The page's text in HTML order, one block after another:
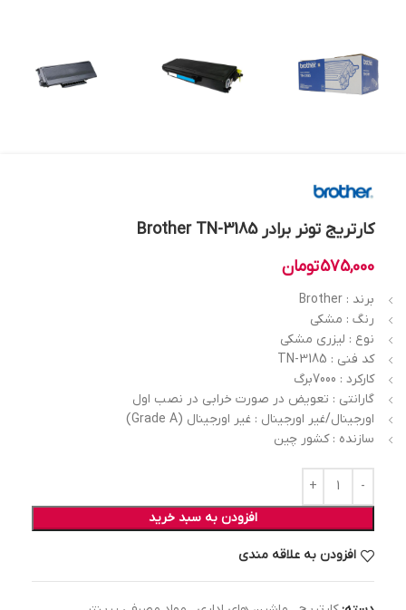
کارتریج تونر برادر Brother TN-3185
575,000تومان
برند : Brother
رنگ : مشکی
نوع : لیزری مشکی
کد فنی : TN-3185
کارکرد : 7000برگ
گارانتی : تعویض در صورت خرابی در نصب اول
اورجینال/غیر اورجینال : غیر اورجینال (Grade A)
سازنده : کشور چین
افزودن به سبد خرید
افزودن به علاقه مندی